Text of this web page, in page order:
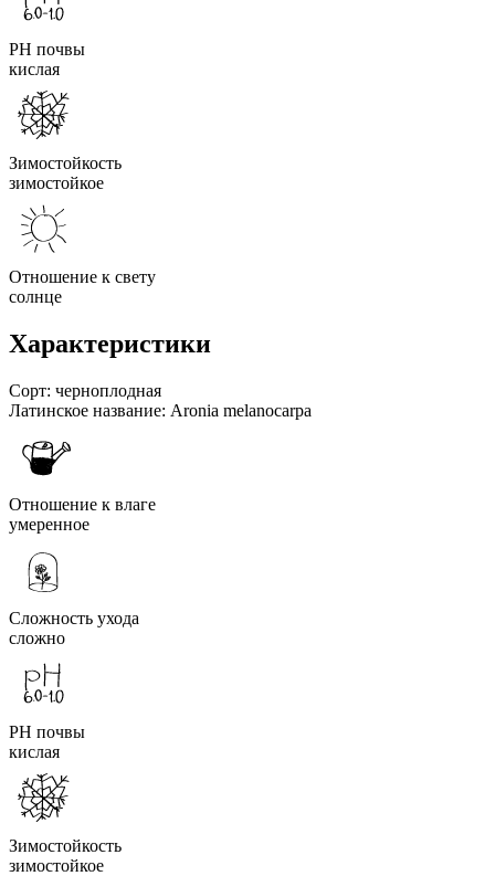
PH почвы
кислая
Зимостойкость
зимостойкое
Отношение к свету
солнце
Характеристики
Сорт: черноплодная
Латинское название: Aronia melanocarpa
Отношение к влаге
умеренное
Сложность ухода
сложно
PH почвы
кислая
Зимостойкость
зимостойкое